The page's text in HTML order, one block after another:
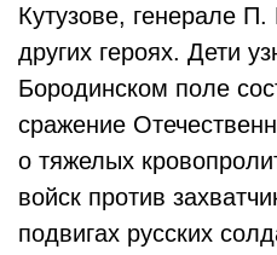
Кутузове, генерале
других героях. Дети
Бородинском поле
сражение
о тяжелых
войск против
подвигах русских